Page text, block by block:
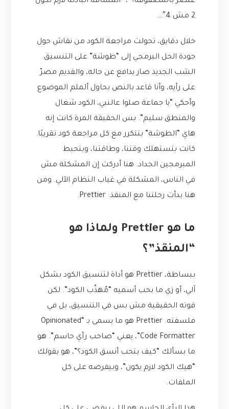
2 مش 4″…
خلال دقايق، تحولت مراجعة الكود من نقاش حول
جودة الحل البرمجي إلى “طوشة” على التنسيق.
الشب الجديد صار يدافع عن حاله، والقديم مصرّ
على رأيه، وأنا قاعد بالنص بحاول ألملم الموضوع
وأحكي “يا جماعة صلوا عالنبي، الكود شغال
والمنطق سليم”. بس الحقيقة المرة كانت إنه
هاي “الطوشة” بتتكرر مع كل مراجعة كود تقريبًا.
كانت بتستهلك وقتنا، وطاقتنا، وبتحبط
المبرمجين الجداد. هنا أدركت إن المشكلة مش
في الناس، المشكلة في غياب النظام الآلي. ومن
هنا بدأت رحلتنا مع المنقذ: Prettier.
ما هو Prettier ولماذا هو
“المنقذ”؟
ببساطة، Prettier هو أداة لتنسيق الكود بشكل
آلي، أو زي ما بحب أسميه “مُهذّب الكود”. لكن
قوته الحقيقية مش بس في التنسيق، بل في
فلسفته. Prettier هو ما يسمى بـ “Opinionated
Code Formatter”، يعني “صاحب رأي حاسم”. هو
ما بسألك “كيف بتحب أنسق الكود؟”، هو بقولك
“هيك الكود لازم يكون”، وبيفرضه على كل
الملفات.